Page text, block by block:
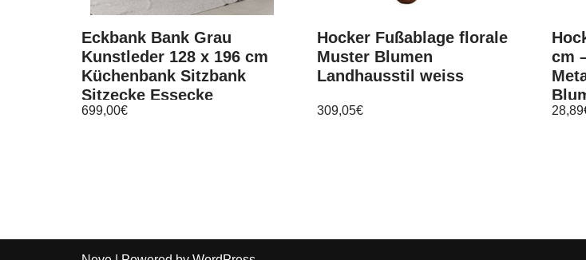
Eckbank Bank Grau
Kunstleder 128 x 196 cm
Küchenbank Sitzbank
Sitzecke Essecke
699,00€
Hocker Fußablage florale
Muster Blumen
Landhausstil weiss
309,05€
cm
28,89